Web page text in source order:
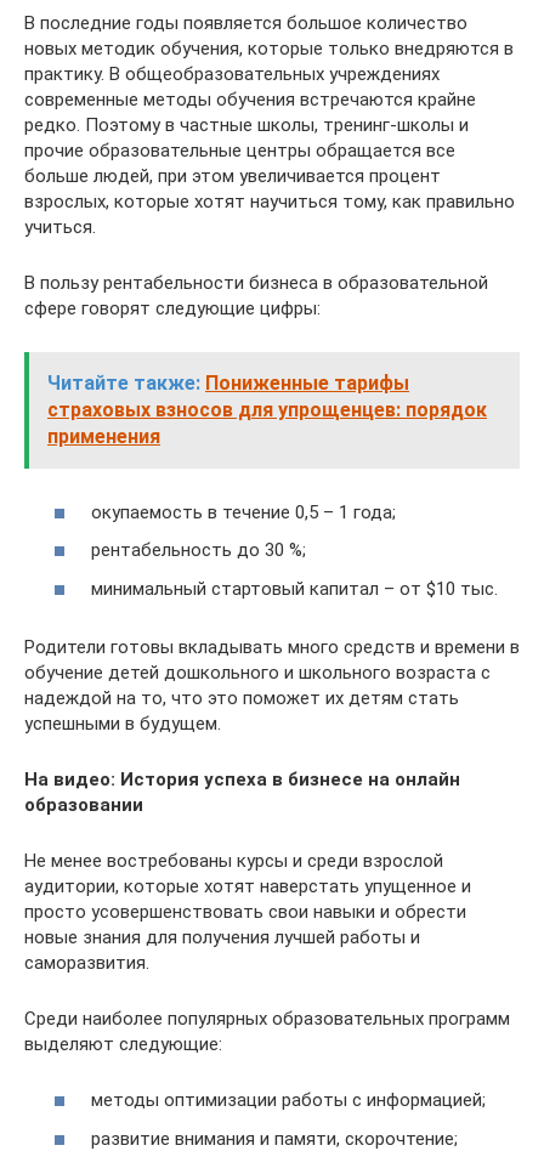
В последние годы появляется большое количество
новых методик обучения, которые только внедряются в
практику. В общеобразовательных учреждениях
современные методы обучения встречаются крайне
редко. Поэтому в частные школы, тренинг-школы и
прочие образовательные центры обращается все
больше людей, при этом увеличивается процент
взрослых, которые хотят научиться тому, как правильно
учиться.
В пользу рентабельности бизнеса в образовательной
сфере говорят следующие цифры:
Читайте также: Пониженные тарифы
страховых взносов для упрощенцев: порядок
применения
окупаемость в течение 0,5 – 1 года;
рентабельность до 30 %;
минимальный стартовый капитал – от $10 тыс.
Родители готовы вкладывать много средств и времени в
обучение детей дошкольного и школьного возраста с
надеждой на то, что это поможет их детям стать
успешными в будущем.
На видео: История успеха в бизнесе на онлайн
образовании
Не менее востребованы курсы и среди взрослой
аудитории, которые хотят наверстать упущенное и
просто усовершенствовать свои навыки и обрести
новые знания для получения лучшей работы и
саморазвития.
Среди наиболее популярных образовательных программ
выделяют следующие:
методы оптимизации работы с информацией;
развитие внимания и памяти, скорочтение;